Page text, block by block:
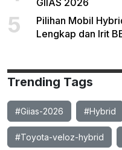
GIIAS 2026
5
Pilihan Mobil
Lengkap dan Irit
Trending Tags
#Giias-2026 #Hybrid
#Toyota-veloz-hybrid